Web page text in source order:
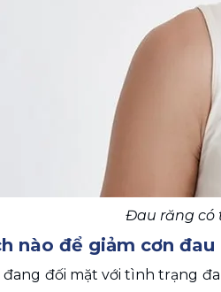
Đau răng có
nào để giảm cơn đau
đang đối mặt với tình trạng